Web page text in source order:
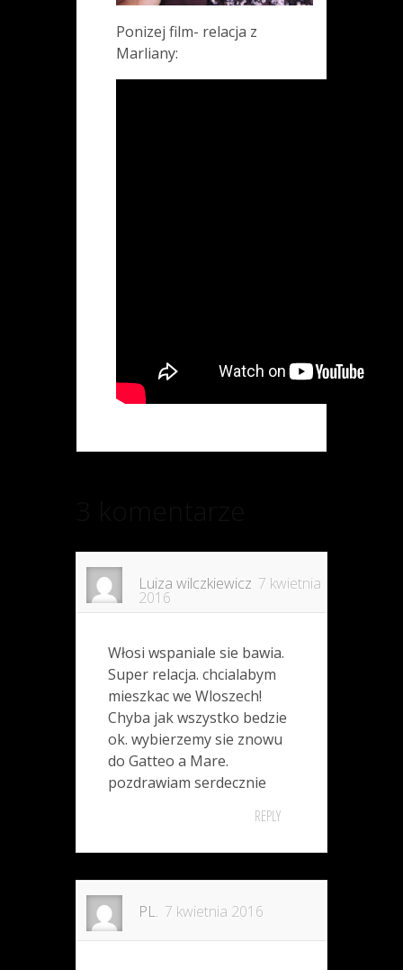
Ponizej film- relacja z
Marliany:
Luiza wilczkiewicz 7 kwietnia
2016
Włosi wspaniale sie bawia.
Super relacja. chcialabym
mieszkac we Wloszech!
Chyba jak wszystko bedzie
ok. wybierzemy sie znowu
do Gatteo a Mare.
pozdrawiam serdecznie
REPLY
PL. 7 kwietnia 2016